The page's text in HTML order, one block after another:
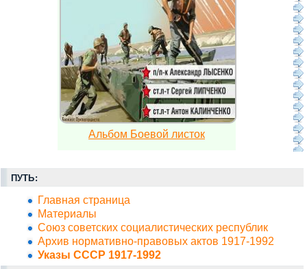
Альбом Боевой листок
ПУТЬ:
Главная страница
Материалы
Союз советских социалистических республик
Архив нормативно-правовых актов 1917-1992
Указы СССР 1917-1992